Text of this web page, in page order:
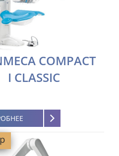
COMPACT
I CLASSIC